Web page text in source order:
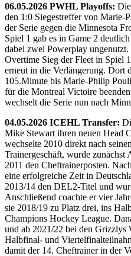
06.05.2026 PWHL Playoffs:
den 1:0 Siegestreffer von Marie-
der Serie gegen die Minnesota
Spiel 1 gab es in Game 2
dabei zwei Powerplay
Overtime Sieg der Fleet in Spiel
erneut in die Verlängerung. Dort
105.Minute bis Marie-Philip
für die Montreal Victoire
wechselt die Serie nun nach
04.05.2026 ICEHL Transfer:
Mike Stewart ihren neuen Head
wechselte 2010 direkt nach
Trainergeschäft, wurde zunächst
2011 den Cheftrainerposten.
eine erfolgreiche Zeit in
2013/14 den DEL2-Titel und
Anschließend coachte er vier
sie 2018/19 zu Platz drei, ins
Champions Hockey League.
und ab 2021/22 bei den Grizzlys
Halbfinal- und
damit der 14. Cheftrainer in der